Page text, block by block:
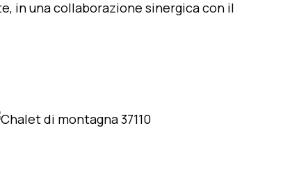
in una collaborazione sinergica con il